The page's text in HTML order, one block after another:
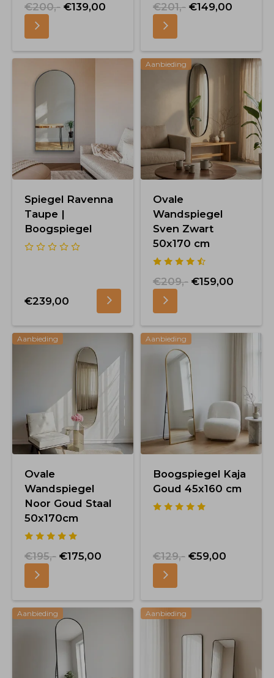
€200,- €139,00 €201,- €149,00
Spiegel Ravenna
Taupe |
Boogspiegel
€239,00
Aanbieding
Ovale
Wandspiegel
Sven Zwart
50x170 cm
€209,- €159,00
Aanbieding
Ovale
Wandspiegel
Noor Goud Staal
50x170cm
€195,- €175,00
Aanbieding
Boogspiegel Kaja
Goud 45x160 cm
€129,- €59,00
Aanbieding Aanbieding